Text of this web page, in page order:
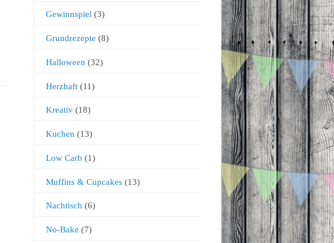
Gewinnspiel(3)
Grundrezepte (8)
Halloween (32)
Herzhaft(11)
Kreativ(18)
Kuchen (13)
Low Carb (1)
Muffins & Cupcakes(13)
Nachtisch(6)
No-Bake (7)